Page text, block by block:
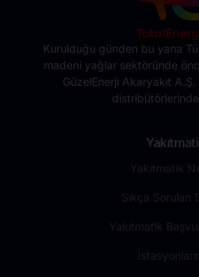
Kurulduğu günden bu yana
madeni yağlar sektöründe
GüzelEnerji Akaryakıt A.Ş.
Yakıtmatik
Sıkça Sorulan
Yakıtmatik